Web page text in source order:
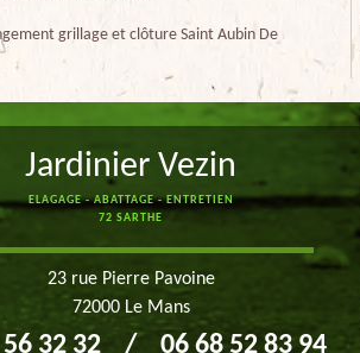
grillage et clôture Saint Aubin De
Jardinier Vezin
ELAGAGE - ABATTAGE - ENTRETIEN
72 SARTHE
23 rue Pierre Pavoine
72000 Le Mans
32 32 / 06 68 52 83 94